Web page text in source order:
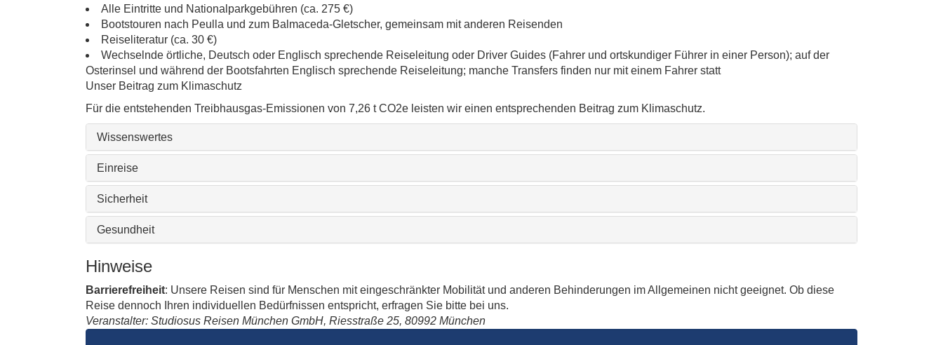
Alle Eintritte und Nationalparkgebühren (ca. 275 €)
Bootstouren nach Peulla und zum Balmaceda-Gletscher, gemeinsam mit anderen Reisenden
Reiseliteratur (ca. 30 €)
Wechselnde örtliche, Deutsch oder Englisch sprechende Reiseleitung oder Driver Guides (Fahrer und ortskundiger Führer in einer Person); auf der
Osterinsel und während der Bootsfahrten Englisch sprechende Reiseleitung; manche Transfers finden nur mit einem Fahrer statt
Unser Beitrag zum Klimaschutz
Für die entstehenden Treibhausgas-Emissionen von 7,26 t CO2e leisten wir einen entsprechenden Beitrag zum Klimaschutz.
Wissenswertes
Einreise
Sicherheit
Gesundheit
Hinweise
Barrierefreiheit: Unsere Reisen sind für Menschen mit eingeschränkter Mobilität und anderen Behinderungen im Allgemeinen nicht geeignet. Ob diese
Reise dennoch Ihren individuellen Bedürfnissen entspricht, erfragen Sie bitte bei uns.
Veranstalter: Studiosus Reisen München GmbH, Riesstraße 25, 80992 München